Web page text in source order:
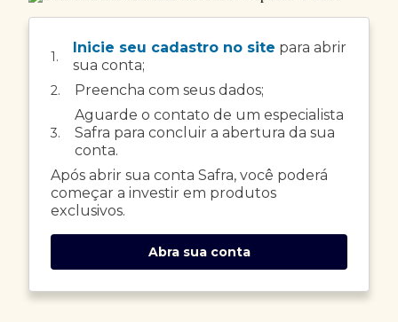
1.
Inicie seu cadastro no site para abrir
sua conta;
2. Preencha com seus dados;
3.
Aguarde o contato de um especialista
Safra para concluir a abertura da sua
conta.
Após abrir sua conta Safra, você poderá
começar a investir em produtos
exclusivos.
Abra sua conta